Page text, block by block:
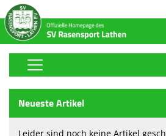
Home
Stickerfreunde-Sammelalbum
Neueste Artikel
Leider sind noch keine Artikel